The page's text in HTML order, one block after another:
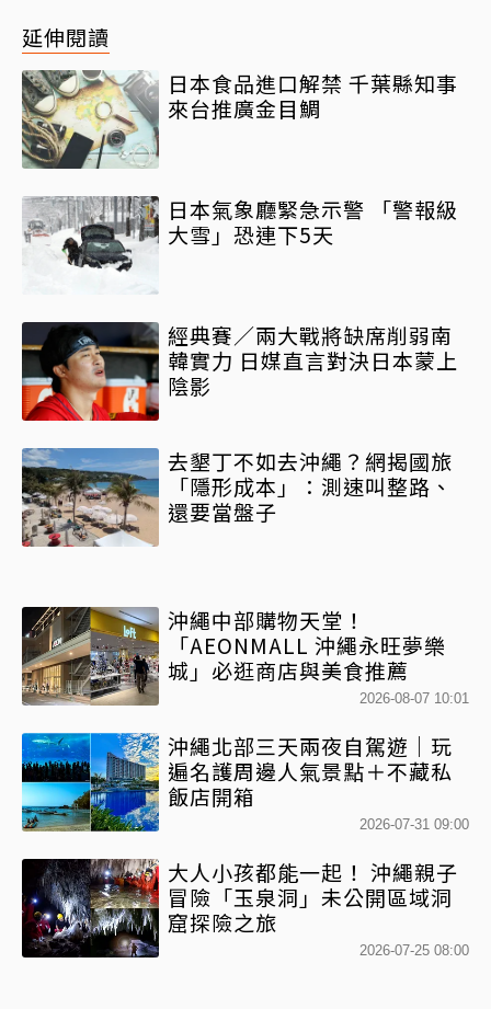
延伸閱讀
日本食品進口解禁 千葉縣知事
來台推廣金目鯛
日本氣象廳緊急示警 「警報級
大雪」恐連下5天
經典賽／兩大戰將缺席削弱南
韓實力 日媒直言對決日本蒙上
陰影
去墾丁不如去沖繩？網揭國旅
「隱形成本」：測速叫整路、
還要當盤子
沖繩中部購物天堂！
「AEONMALL 沖繩永旺夢樂
城」必逛商店與美食推薦
2026-08-07 10:01
沖繩北部三天兩夜自駕遊｜玩
遍名護周邊人氣景點＋不藏私
飯店開箱
2026-07-31 09:00
大人小孩都能一起！ 沖繩親子
冒險「玉泉洞」未公開區域洞
窟探險之旅
2026-07-25 08:00